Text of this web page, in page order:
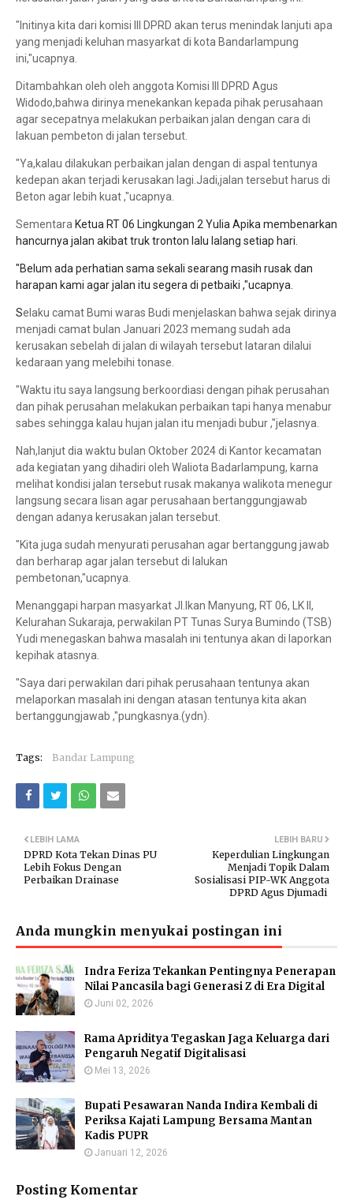
"Initinya kita dari komisi III DPRD akan terus menindak lanjuti apa
yang menjadi keluhan masyarkat di kota Bandarlampung
ini,"ucapnya.
Ditambahkan oleh oleh anggota Komisi III DPRD Agus
Widodo,bahwa dirinya menekankan kepada pihak perusahaan
agar secepatnya melakukan perbaikan jalan dengan cara di
lakuan pembeton di jalan tersebut.
"Ya,kalau dilakukan perbaikan jalan dengan di aspal tentunya
kedepan akan terjadi kerusakan lagi.Jadi,jalan tersebut harus di
Beton agar lebih kuat ,"ucapnya.
Sementara Ketua RT 06 Lingkungan 2 Yulia Apika membenarkan
hancurnya jalan akibat truk tronton lalu lalang setiap hari.
"Belum ada perhatian sama sekali searang masih rusak dan
harapan kami agar jalan itu segera di petbaiki ,"ucapnya.
Selaku camat Bumi waras Budi menjelaskan bahwa sejak dirinya
menjadi camat bulan Januari 2023 memang sudah ada
kerusakan sebelah di jalan di wilayah tersebut lataran dilalui
kedaraan yang melebihi tonase.
"Waktu itu saya langsung berkoordiasi dengan pihak perusahan
dan pihak perusahan melakukan perbaikan tapi hanya menabur
sabes sehingga kalau hujan jalan itu menjadi bubur ,"jelasnya.
Nah,lanjut dia waktu bulan Oktober 2024 di Kantor kecamatan
ada kegiatan yang dihadiri oleh Waliota Badarlampung, karna
melihat kondisi jalan tersebut rusak makanya walikota menegur
langsung secara lisan agar perusahaan bertanggungjawab
dengan adanya kerusakan jalan tersebut.
"Kita juga sudah menyurati perusahan agar bertanggung jawab
dan berharap agar jalan tersebut di lalukan
pembetonan,"ucapnya.
Menanggapi harpan masyarkatJl.Ikan Manyung, RT 06, LK II,
Kelurahan Sukaraja, perwakilan PT Tunas Surya Bumindo (TSB)
Yudi menegaskan bahwa masalah ini tentunya akan di laporkan
kepihak atasnya.
"Saya dari perwakilan dari pihak perusahaan tentunya akan
melaporkan masalah ini dengan atasan tentunya kita akan
bertanggungjawab ,"pungkasnya.(ydn).
Tags: Bandar Lampung
LEBIH BARU
Keperdulian Lingkungan
Menjadi Topik Dalam
Sosialisasi PIP-WK Anggota
DPRD Agus Djumadi
LEBIH LAMA
DPRD Kota Tekan Dinas PU
Lebih Fokus Dengan
Perbaikan Drainase
Anda mungkin menyukai postingan ini
Indra Feriza Tekankan Pentingnya Penerapan
Nilai Pancasila bagi Generasi Z di Era Digital
Juni 02, 2026
Rama Apriditya Tegaskan Jaga Keluarga dari
Pengaruh Negatif Digitalisasi
Mei 13, 2026
Bupati Pesawaran Nanda Indira Kembali di
Periksa Kajati Lampung Bersama Mantan
Kadis PUPR
Januari 12, 2026
Posting Komentar